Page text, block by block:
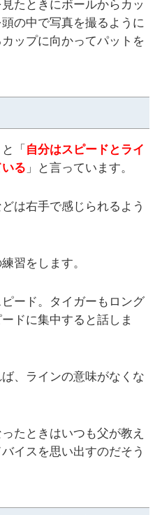
たときにボールからカッ
の中で写真を撮るように
ップに向かってパットを
「 自分はスピードとライ
る 」と言っています。
は右手で感じられるよう
習をします。
ード。タイガーもロング
ドに集中すると話しま
、ラインの意味がなくな
たときはいつも父が教え
イスを思い出すのだそう